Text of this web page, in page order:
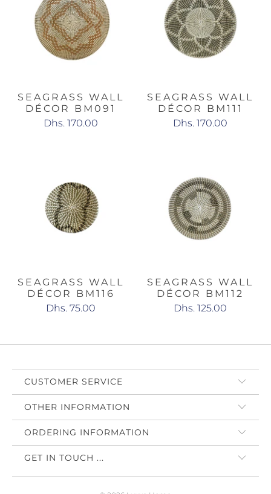
SEAGRASS WALL
DÉCOR BM091
Dhs. 170.00
SEAGRASS WALL
DÉCOR BM111
Dhs. 170.00
SEAGRASS WALL
DÉCOR BM116
Dhs. 75.00
SEAGRASS WALL
DÉCOR BM112
Dhs. 125.00
CUSTOMER SERVICE
OTHER INFORMATION
ORDERING INFORMATION
GET IN TOUCH ...